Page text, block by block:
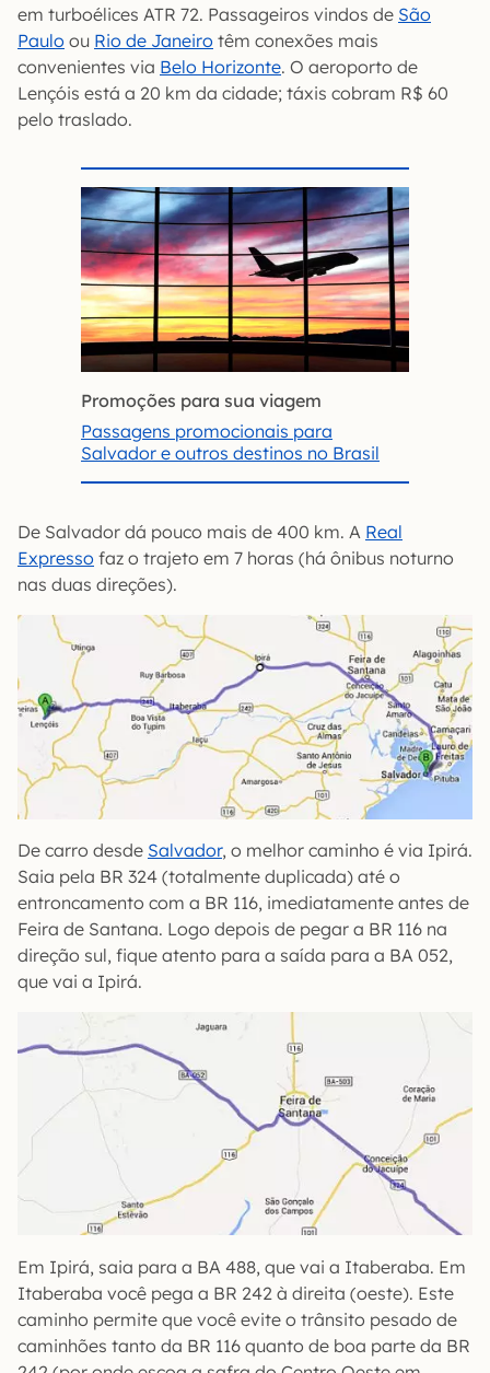
em turboélices ATR 72. Passageiros vindos de São
Paulo ou Rio de Janeiro têm conexões mais
convenientes via Belo Horizonte. O aeroporto de
Lençóis está a 20 km da cidade; táxis cobram R$ 60
pelo traslado.
Promoções para sua viagem
Passagens promocionais para
Salvador e outros destinos no Brasil
De Salvador dá pouco mais de 400 km. A Real
Expresso faz o trajeto em 7 horas (há ônibus noturno
nas duas direções).
De carro desde Salvador, o melhor caminho é via Ipirá.
Saia pela BR 324 (totalmente duplicada) até o
entroncamento com a BR 116, imediatamente antes de
Feira de Santana. Logo depois de pegar a BR 116 na
direção sul, fique atento para a saída para a BA 052,
que vai a Ipirá.
Em Ipirá, saia para a BA 488, que vai a Itaberaba. Em
Itaberaba você pega a BR 242 à direita (oeste). Este
caminho permite que você evite o trânsito pesado de
caminhões tanto da BR 116 quanto de boa parte da BR